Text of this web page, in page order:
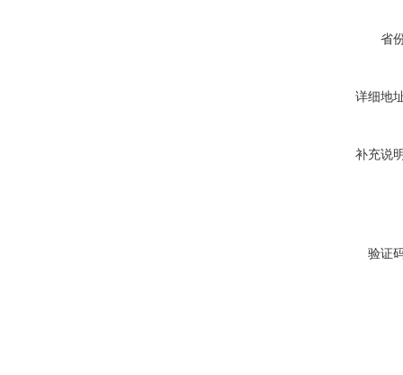
省
详细地
补充说
验证